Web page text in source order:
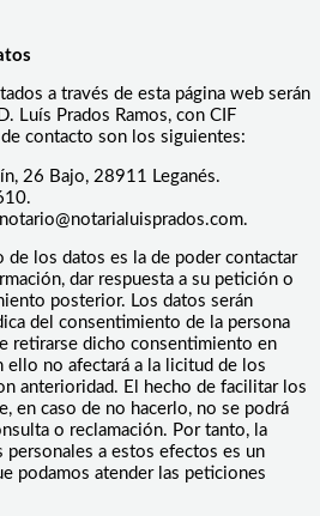
a través de esta página web serán
Luís Prados Ramos, con CIF
contacto son los siguientes:
26 Bajo, 28911 Leganés.
de los datos es la de poder contactar
dar respuesta a su petición o
posterior. Los datos serán
del consentimiento de la persona
retirarse dicho consentimiento en
ello no afectará a la licitud de los
anterioridad. El hecho de facilitar los
en caso de no hacerlo, no se podrá
o reclamación. Por tanto, la
personales a estos efectos es un
podamos atender las peticiones